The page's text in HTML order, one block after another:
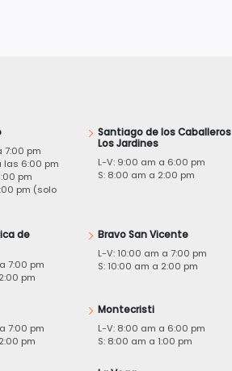
7:00 pm
las 6:00 pm
pm
pm (solo
Santiago de los
Los Jardines
L-V: 9:00 am a 6:00 pm
S: 8:00 am a 2:00 pm
de
7:00 pm
pm
Bravo San Vicente
L-V: 10:00 am a 7:00 pm
S: 10:00 am a 2:00 pm
7:00 pm
pm
Montecristi
L-V: 8:00 am a 6:00 pm
S: 8:00 am a 1:00 pm